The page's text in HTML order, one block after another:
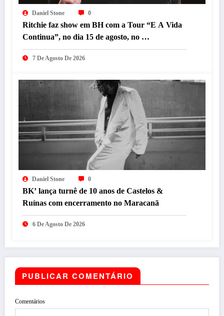
Daniel Stone 0
Ritchie faz show em BH com a Tour “E A Vida
Continua”, no dia 15 de agosto, no
Minascentro.
7 De Agosto De 2026
Daniel Stone 0
BK’ lança turnê de 10 anos de Castelos &
Ruínas com encerramento no Maracanã
6 De Agosto De 2026
PUBLICAR COMENTÁRIO
Comentários